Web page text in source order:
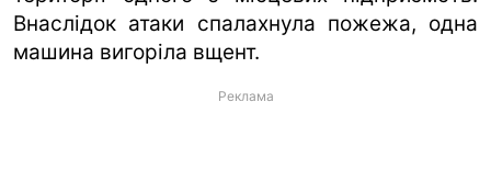
Внаслідок атаки спалахнула пожежа, одна
машина вигоріла вщент.
Реклама